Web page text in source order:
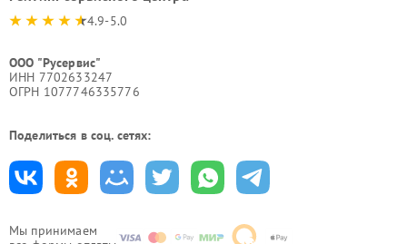
Мы принимаем
4.9-5.0
ООО "Русервис"
ИНН 7702633247
ОГРН 1077746335776
Поделиться в соц. сетях: